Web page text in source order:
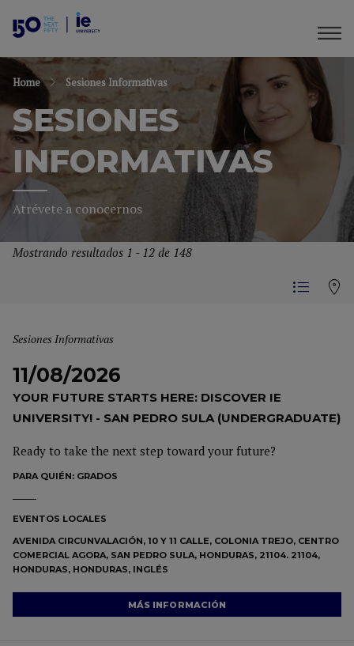
Home Sesiones Informativas
SESIONES
INFORMATIVAS
Atrévete a conocernos
Mostrando resultados 1 - 12 de 148
Sesiones Informativas
11/08/2026
YOUR FUTURE STARTS HERE: DISCOVER IE
UNIVERSITY! - SAN PEDRO SULA (UNDERGRADUATE)
Ready to take the next step toward your future?
PARA QUIÉN: GRADOS
EVENTOS LOCALES
AVENIDA CIRCUNVALACIÓN, 10 Y 11 CALLE, COLONIA TREJO, CENTRO
COMERCIAL AGORA, SAN PEDRO SULA, HONDURAS, 21104. 21104,
HONDURAS, HONDURAS, INGLÉS
MÁS INFORMACIÓN